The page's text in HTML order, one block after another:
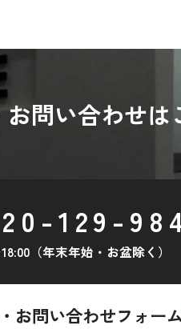
問い合わせは
129-
（年末年始・お盆除く）
お問い合わせフォー